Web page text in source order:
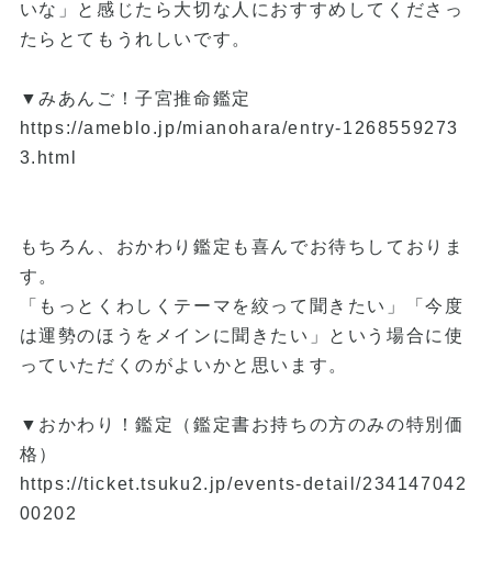
いな」と感じたら大切な人におすすめしてくださっ
たらとてもうれしいです。
▼みあんご！子宮推命鑑定
https://ameblo.jp/mianohara/entry-1268559273
3.html
もちろん、おかわり鑑定も喜んでお待ちしておりま
す。
「もっとくわしくテーマを絞って聞きたい」「今度
は運勢のほうをメインに聞きたい」という場合に使
っていただくのがよいかと思います。
▼おかわり！鑑定（鑑定書お持ちの方のみの特別価
格）
https://ticket.tsuku2.jp/events-detail/234147042
00202